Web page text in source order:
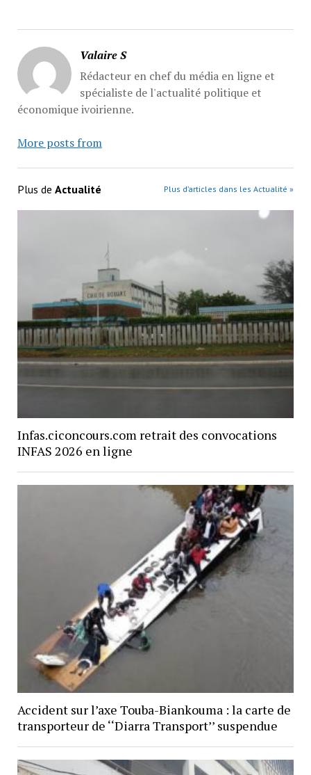
Valaire S
Rédacteur en chef du média en ligne et
spécialiste de l'actualité politique et
économique ivoirienne.
More posts from
Plus de Actualité Plus d’articles dans les Actualité »
Infas.ciconcours.com retrait des convocations
INFAS 2026 en ligne
Accident sur l’axe Touba-Biankouma : la carte de
transporteur de ‘‘Diarra Transport’’ suspendue